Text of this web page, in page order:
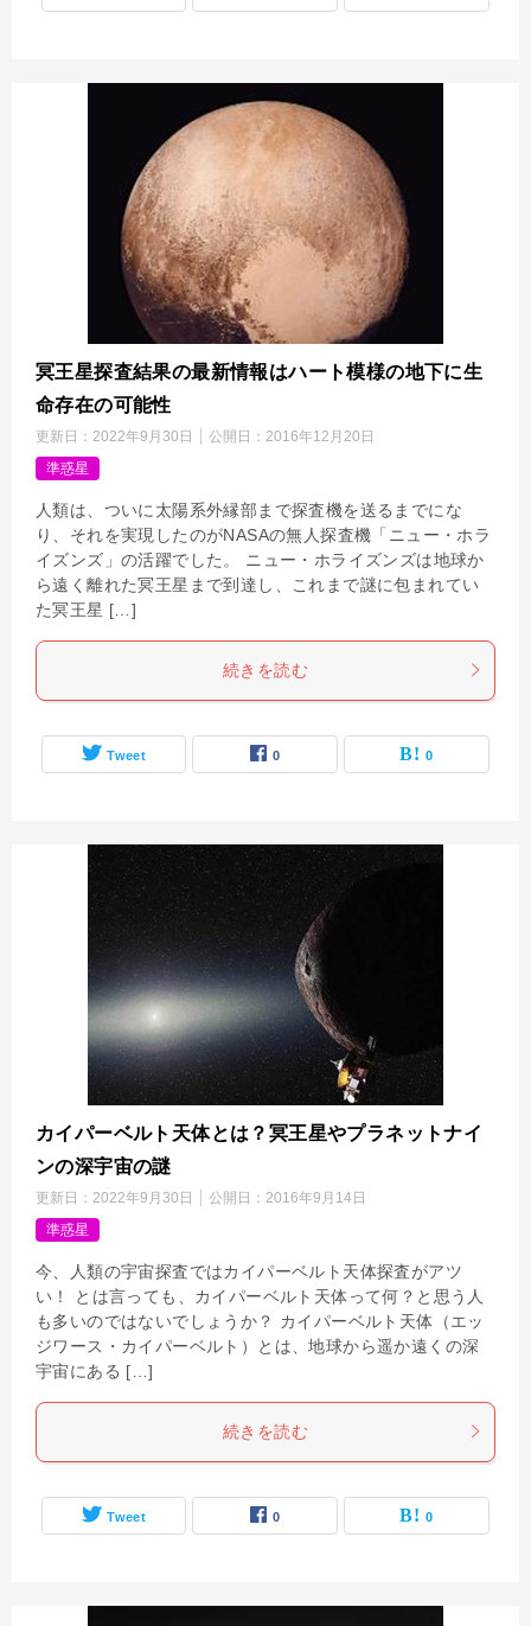
冥王星探査結果の最新情報はハート模様の地下に生
命存在の可能性
更新日： 2022年9月30日 公開日： 2016年12月20日
準惑星
人類は、ついに太陽系外縁部まで探査機を送るまでにな
り、それを実現したのがNASAの無人探査機「ニュー・ホラ
イズンズ」の活躍でした。 ニュー・ホライズンズは地球か
ら遠く離れた冥王星まで到達し、これまで謎に包まれてい
た冥王星 […]
続きを読む
Tweet 0 0
カイパーベルト天体とは？冥王星やプラネットナイ
ンの深宇宙の謎
更新日： 2022年9月30日 公開日： 2016年9月14日
準惑星
今、人類の宇宙探査ではカイパーベルト天体探査がアツ
い！ とは言っても、カイパーベルト天体って何？と思う人
も多いのではないでしょうか？ カイパーベルト天体（エッ
ジワース・カイパーベルト）とは、地球から遥か遠くの深
宇宙にある […]
続きを読む
Tweet 0 0